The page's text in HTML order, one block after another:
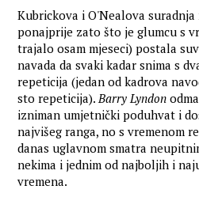
Kubrickova i O'Nealova
ponajprije zato što je glumcu s
trajalo osam mjeseci) postala
navada da svaki kadar snima s
repeticija (jedan od kadrova
sto repeticija).Barry Lyndon
izniman umjetnički poduhvat i
najvišeg ranga, no s vremenom
danas uglavnom smatra
nekima i jednim od najboljih i
vremena.